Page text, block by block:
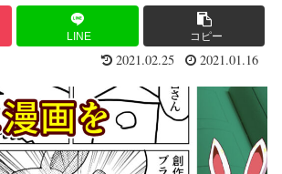
LINE コピー
2021.02.25 2021.01.16